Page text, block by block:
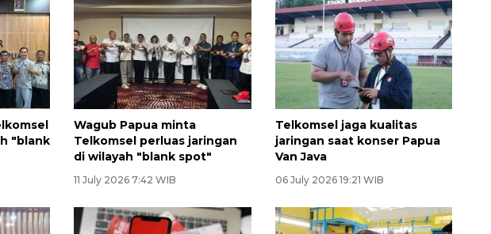
"blank
Wagub Papua minta
Telkomsel perluas jaringan
di wilayah "blank spot"
11 July 2026 7:42 WIB
Telkomsel jaga kualitas
jaringan saat konser Papua
Van Java
06 July 2026 19:21 WIB